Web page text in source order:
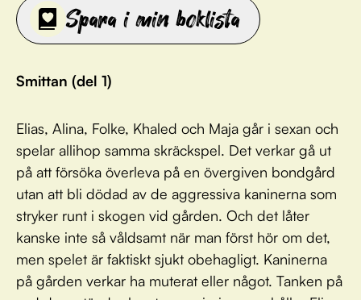
Spara i min boklista
Smittan (del 1)
Elias, Alina, Folke, Khaled och Maja går i sexan och
spelar allihop samma skräckspel. Det verkar gå ut
på att försöka överleva på en övergiven bondgård
utan att bli dödad av de aggressiva kaninerna som
stryker runt i skogen vid gården. Och det låter
kanske inte så våldsamt när man först hör om det,
men spelet är faktiskt sjukt obehagligt. Kaninerna
på gården verkar ha muterat eller något. Tanken på